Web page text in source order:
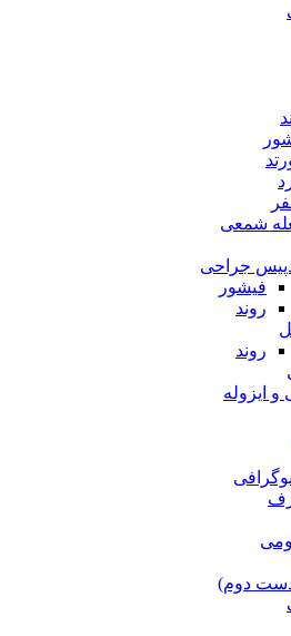
شمعی
جراحی
فیشور
روند
روند
و ایزوله
دوم)